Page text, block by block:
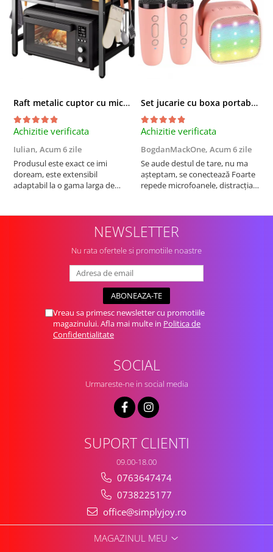
Raft metalic cuptor cu microunde, Simply Joy, 6 Carlige, Ajustabil, Raft Organizator extensibil, pentru bucatarie, casa, balcon, Etajera ajustabila cu 2 Niveluri, Anti Alunecare, Negru
Achizitie verificata
Iulian, Acum 6 zile
Produsul este exact ce imi
doream, este extensibil
adaptabil la o gama larga de
cuptorului - este destul de
spatios, practic. Sunt multumit.
Set jucarie cu boxa portabila si 2 microfoane, Wireless, Bluetooth, Simply Joy, Karaoke, Copii si Adulti, Lumini LED RGB Dinamice, Roz
Achizitie verificata
BogdanMackOne, Acum 6 zile
Se aude destul de tare, nu ma
așteptam, se conectează Foarte
repede microfoanele, distracția
testul rezistenta!! Merita
NEWSLETTER
Nu rata ofertele si promotiile noastre
Vreau sa primesc newsletter cu promotiile
magazinului. Afla mai multe in Politica de
Confidentialitate
SOCIAL
Urmareste-ne in social media
SUPORT CLIENTI
09.00-18.00
0763647474
0738225177
office@simplyjoy.ro
MAGAZINUL MEU